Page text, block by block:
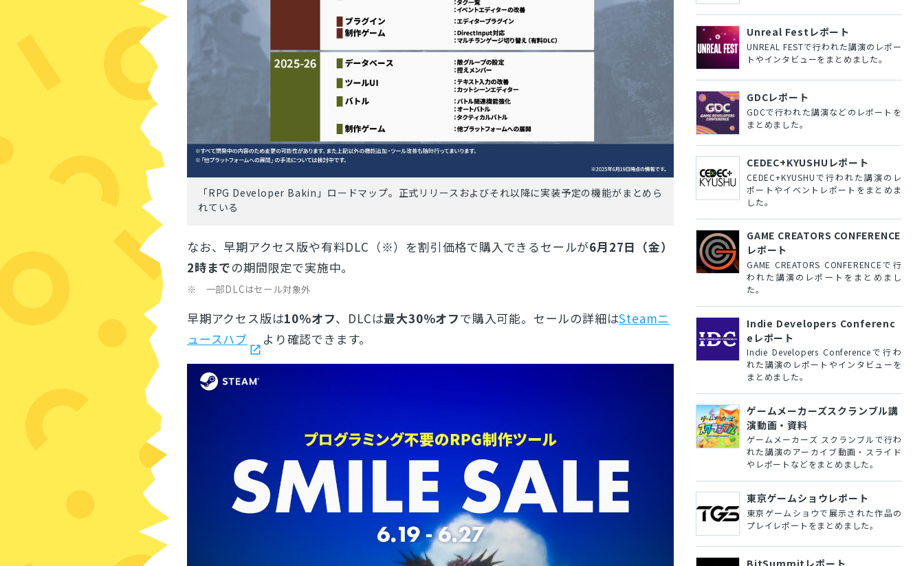
「RPG Developer Bakin」ロードマップ。正式リリースおよびそれ以降に実装予定の機能がまとめら
れている
なお、早期アクセス版や有料DLC（※）を割引価格で購入できるセールが6月27日（金）
2時までの期間限定で実施中。
※ 一部DLCはセール対象外
早期アクセス版は10％オフ、DLCは最大30％オフで購入可能。セールの詳細はSteamニ
ュースハブ
より確認できます。
Unreal Festレポート
UNREAL FESTで行われた講演のレポー
トやインタビューをまとめました。
GDCレポート
GDCで行われた講演などのレポートを
まとめました。
CEDEC+KYUSHUレポート
CEDEC+KYUSHUで行われた講演のレ
ポートやイベントレポートをまとめま
した。
GAME CREATORS CONFERENCE
レポート
GAME CREATORS CONFERENCEで行
われた講演のレポートをまとめまし
た。
Indie Developers Conferenc
eレポート
Indie Developers Conferenceで行わ
れた講演のレポートやインタビューを
まとめました。
ゲームメーカーズスクランブル講
演動画・資料
ゲームメーカーズ スクランブルで行わ
れた講演のアーカイブ動画・スライド
やレポートなどをまとめました。
東京ゲームショウレポート
東京ゲームショウで展示された作品の
プレイレポートをまとめました。
BitSummitレポート